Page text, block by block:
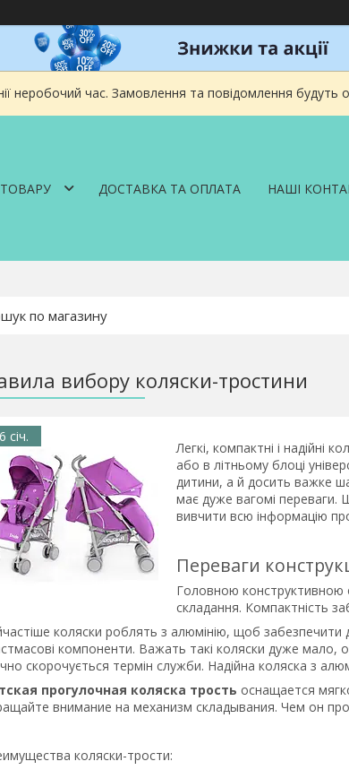
неробочий час. Замовлення та повідомлення
ДОСТАВКА ТА ОПЛАТА НАШІ
вибору коляски-тростини
січ.
Легкі, компактні і надійні
або в літньому блоці
дитини, а й досить важке
має дуже вагомі переваги.
вивчити всю інформацію
Переваги
Головною конструктивною
складання. Компактність
коляски роблять з алюмінію, щоб забезпечити
компоненти. Важать такі коляски дуже мало,
скорочується термін служби. Надійна коляска з
прогулочная коляска трость оснащается
внимание на механизм складывания. Чем он
коляски-трости: